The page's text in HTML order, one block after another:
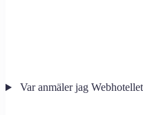
Var anmäler jag